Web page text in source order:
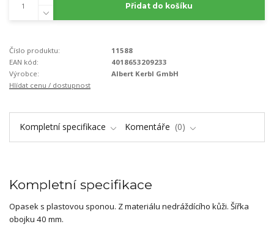
Přidat do košíku
Číslo produktu:
11588
EAN kód:
4018653209233
Výrobce:
Albert Kerbl GmbH
Hlídat cenu / dostupnost
Kompletní specifikace Komentáře 0
Kompletní specifikace
Opasek s plastovou sponou. Z materiálu nedráždícího kůži. Šířka
obojku 40 mm.